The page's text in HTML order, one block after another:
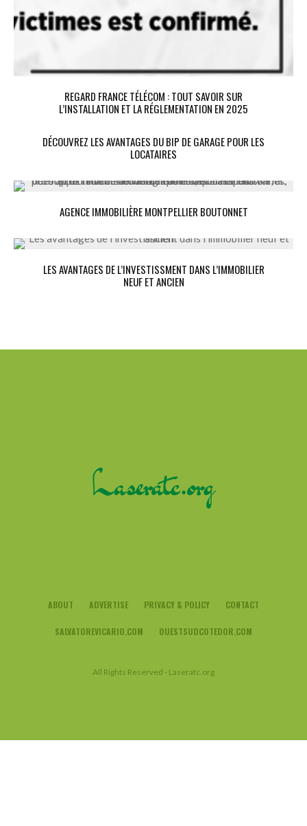
REGARD FRANCE TÉLÉCOM : TOUT SAVOIR SUR
L’INSTALLATION ET LA RÉGLEMENTATION EN 2025
DÉCOUVREZ LES AVANTAGES DU BIP DE GARAGE POUR LES
LOCATAIRES
AGENCE IMMOBILIÈRE MONTPELLIER BOUTONNET
LES AVANTAGES DE L’INVESTISSMENT DANS L’IMMOBILIER
NEUF ET ANCIEN
ABOUT ADVERTISE PRIVACY & POLICY CONTACT
SALVATOREVICARIO.COM OUESTSUDCOTEDOR.COM
All Rights Reserved - Laseratc.org